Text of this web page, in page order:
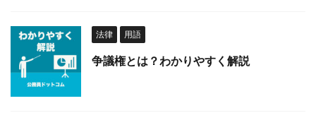
法律 用語
争議権とは？わかりやすく解説